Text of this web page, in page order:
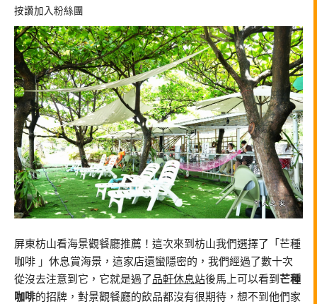
按讚加入粉絲團
屏東枋山看海景觀餐廳推薦！這次來到枋山我們選擇了「芒種
咖啡 」休息賞海景，這家店還蠻隱密的，我們經過了數十次
從沒去注意到它，它就是過了品軒休息站後馬上可以看到 芒種
咖啡的招牌，對景觀餐廳的飲品都沒有很期待，想不到他們家